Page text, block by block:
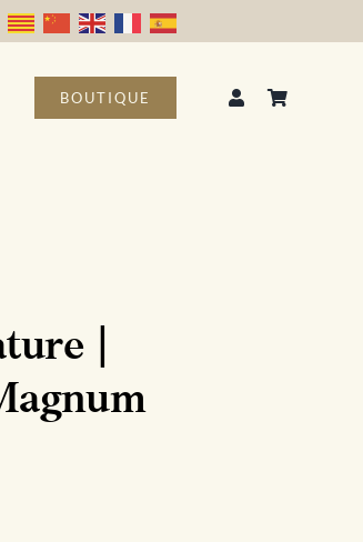
BOUTIQUE
|